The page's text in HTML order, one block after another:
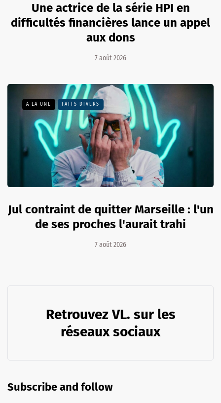
Une actrice de la série HPI en
difficultés financières lance un appel
aux dons
7 août 2026
A LA UNE FAITS DIVERS
Jul contraint de quitter Marseille : l'un
de ses proches l'aurait trahi
7 août 2026
Retrouvez VL. sur les
réseaux sociaux
Subscribe and follow